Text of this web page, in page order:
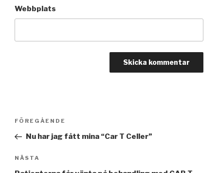
Webbplats
Inläggsnavigering
Föregående
inlägg
FÖREGÅENDE
Nu har jag fått mina “Car T Celler”
Nästa
inlägg
NÄSTA